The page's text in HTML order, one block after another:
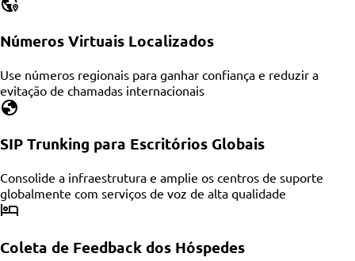
Números Virtuais Localizados
Use números regionais para ganhar confiança e reduzir a
evitação de chamadas internacionais
SIP Trunking para Escritórios Globais
Consolide a infraestrutura e amplie os centros de suporte
globalmente com serviços de voz de alta qualidade
Coleta de Feedback dos Hóspedes